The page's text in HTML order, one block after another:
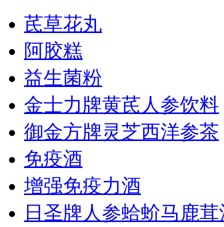
芪草花丸
阿胶糕
益生菌粉
金士力牌黄芪人参饮料
御金方牌灵芝西洋参茶
免疫酒
增强免疫力酒
日圣牌人参蛤蚧马鹿茸